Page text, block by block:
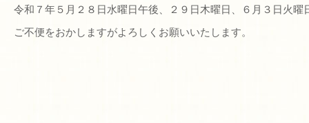
令和７年５月２８日水曜日午後、２９日木曜日、６月３日火
ご不便をおかしますがよろしくお願いいたします。